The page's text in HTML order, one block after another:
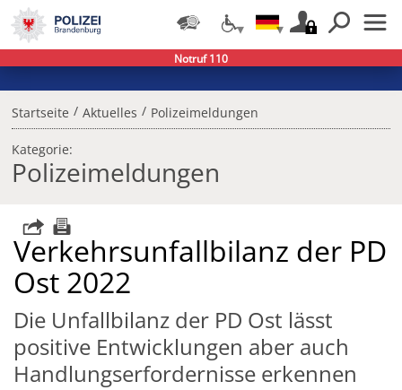
Startseite / Aktuelles / Polizeimeldungen
Kategorie:
Polizeimeldungen
Verkehrsunfallbilanz der PD
Ost 2022
Die Unfallbilanz der PD Ost lässt
positive Entwicklungen aber auch
Handlungserfordernisse erkennen
Notruf 110